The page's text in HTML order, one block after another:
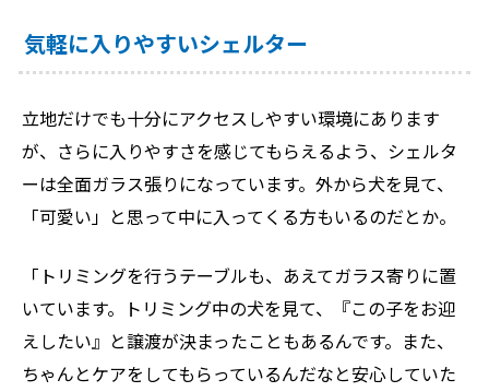
気軽に入りやすいシェルター
立地だけでも十分にアクセスしやすい環境にあります
が、さらに入りやすさを感じてもらえるよう、シェルタ
ーは全面ガラス張りになっています。外から犬を見て、
「可愛い」と思って中に入ってくる方もいるのだとか。
「トリミングを行うテーブルも、あえてガラス寄りに置
いています。トリミング中の犬を見て、『この子をお迎
えしたい』と譲渡が決まったこともあるんです。また、
ちゃんとケアをしてもらっているんだなと安心していた